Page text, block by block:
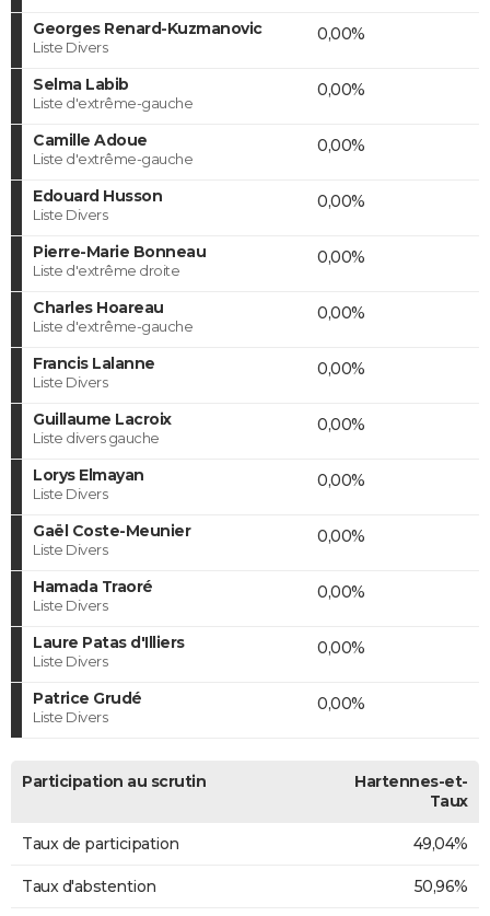
Georges Renard-Kuzmanovic
Liste Divers
0,00%
Selma Labib
Liste d'extrême-gauche
0,00%
Camille Adoue
Liste d'extrême-gauche
0,00%
Edouard Husson
Liste Divers
0,00%
Pierre-Marie Bonneau
Liste d'extrême droite
0,00%
Charles Hoareau
Liste d'extrême-gauche
0,00%
Francis Lalanne
Liste Divers
0,00%
Guillaume Lacroix
Liste divers gauche
0,00%
Lorys Elmayan
Liste Divers
0,00%
Gaël Coste-Meunier
Liste Divers
0,00%
Hamada Traoré
Liste Divers
0,00%
Laure Patas d'Illiers
Liste Divers
0,00%
Patrice Grudé
Liste Divers
0,00%
Participation au scrutin
Hartennes-et-
Taux
Taux de participation 49,04%
Taux d'abstention 50,96%